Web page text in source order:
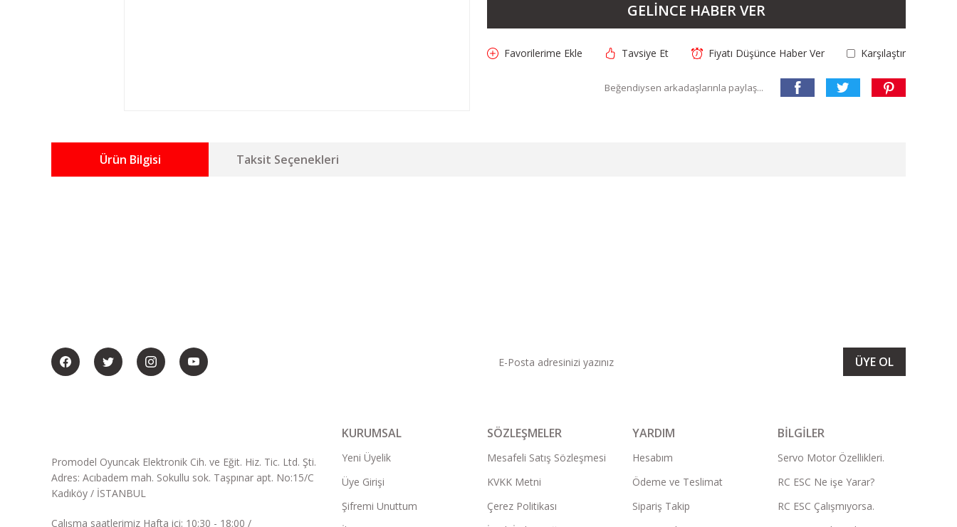
GELİNCE HABER VER
Tavsiye Et Fiyatı Düşünce Haber Ver Karşılaştır
Beğendiysen arkadaşlarınla paylaş...
Ürün Bilgisi Taksit Seçenekleri
ÜYE OL
Promodel Oyuncak Elektronik Cih. ve Eğit. Hiz. Tic. Ltd. Şti.
Adres: Acıbadem mah. Sokullu sok. Taşpınar apt. No:15/C
Kadıköy / İSTANBUL
Çalışma saatlerimiz Hafta içi: 10:30 - 18:00 /
KURUMSAL
Yeni Üyelik
Üye Girişi
Şifremi Unuttum
SÖZLEŞMELER
Mesafeli Satış Sözleşmesi
KVKK Metni
Çerez Politikası
YARDIM
Hesabım
Ödeme ve Teslimat
Sipariş Takip
BİLGİLER
Servo Motor Özellikleri.
RC ESC Ne işe Yarar?
RC ESC Çalışmıyorsa.